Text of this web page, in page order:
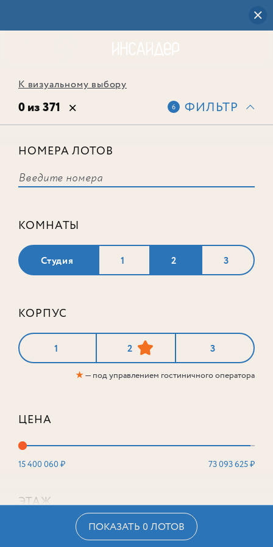
К визуальному выбору
0 из 371 6 ФИЛЬТР
НОМЕРА ЛОТОВ
КОМНАТЫ
Студия 1 2 3
КОРПУС
1 2 3
★— под управлением гостиничного оператора
ЦЕНА
15 400 060 ₽ 73 093 625 ₽
ЭТАЖ
ПОКАЗАТЬ 0 ЛОТОВ
соответствует ни одного лота